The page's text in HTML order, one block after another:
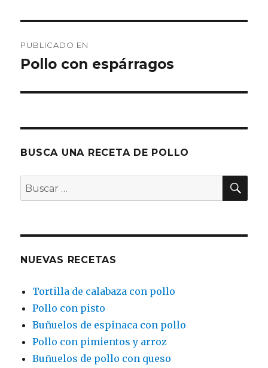
de
PUBLICADO EN
Pollo con espárragos
BUSCA UNA RECETA DE POLLO
Buscar
por:
NUEVAS RECETAS
Tortilla de calabaza con pollo
Pollo con pisto
Buñuelos de espinaca con pollo
Pollo con pimientos y arroz
Buñuelos de pollo con queso